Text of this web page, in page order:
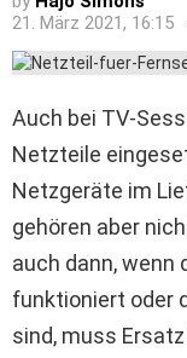
21. März 2021, 16:15
Auch bei TV-
Netzteile
Netzgeräte im
gehören aber
auch dann,
funktioniert oder
sind, muss